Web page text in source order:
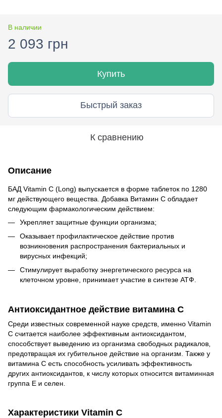
В наличии
2 093 грн
Купить
Быстрый заказ
К сравнению
Описание
БАД Vitamin C (Long) выпускается в форме таблеток по 1280
мг действующего вещества. Добавка Витамин С обладает
следующим фармакологическим действием:
Укрепляет защитные функции организма;
Оказывает профилактическое действие против
возникновения распространения бактериальных и
вирусных инфекций;
Стимулирует выработку энергетического ресурса на
клеточном уровне, принимает участие в синтезе АТФ.
Антиоксидантное действие витамина С
Среди известных современной науке средств, именно Vitamin
C считается наиболее эффективным антиоксидантом,
способствует выведению из организма свободных радикалов,
предотвращая их губительное действие на организм. Также у
витамина С есть способность усиливать эффективность
других антиоксидантов, к числу которых относится витаминная
группа Е и селен.
Характеристики Vitamin C